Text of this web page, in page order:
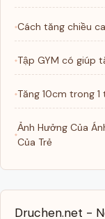
Cách tăng chiều
Tập GYM có giúp
Tăng 10cm trong
Ảnh Hưởng Của
Của Trẻ
Druchen.net -